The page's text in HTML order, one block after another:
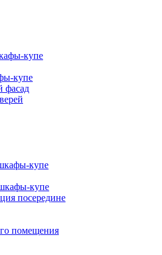
купе
купе
фасад
купе
купе
посередине
помещения